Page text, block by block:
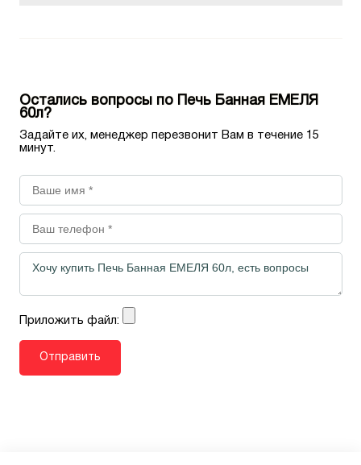
Остались вопросы по Печь Банная ЕМЕЛЯ
60л?
Задайте их, менеджер перезвонит Вам в течение 15
минут.
Приложить файл: